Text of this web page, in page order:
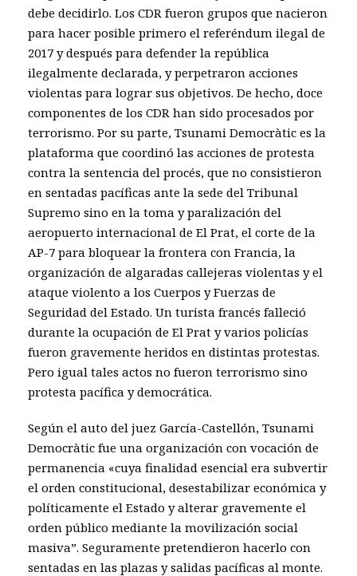
debe decidirlo. Los CDR fueron grupos que nacieron
para hacer posible primero el referéndum ilegal de
2017 y después para defender la república
ilegalmente declarada, y perpetraron acciones
violentas para lograr sus objetivos. De hecho, doce
componentes de los CDR han sido procesados por
terrorismo. Por su parte, Tsunami Democràtic es la
plataforma que coordinó las acciones de protesta
contra la sentencia del procés, que no consistieron
en sentadas pacíficas ante la sede del Tribunal
Supremo sino en la toma y paralización del
aeropuerto internacional de El Prat, el corte de la
AP-7 para bloquear la frontera con Francia, la
organización de algaradas callejeras violentas y el
ataque violento a los Cuerpos y Fuerzas de
Seguridad del Estado. Un turista francés falleció
durante la ocupación de El Prat y varios policías
fueron gravemente heridos en distintas protestas.
Pero igual tales actos no fueron terrorismo sino
protesta pacífica y democrática.
Según el auto del juez García-Castellón, Tsunami
Democràtic fue una organización con vocación de
permanencia «cuya finalidad esencial era subvertir
el orden constitucional, desestabilizar económica y
políticamente el Estado y alterar gravemente el
orden público mediante la movilización social
masiva”. Seguramente pretendieron hacerlo con
sentadas en las plazas y salidas pacíficas al monte.